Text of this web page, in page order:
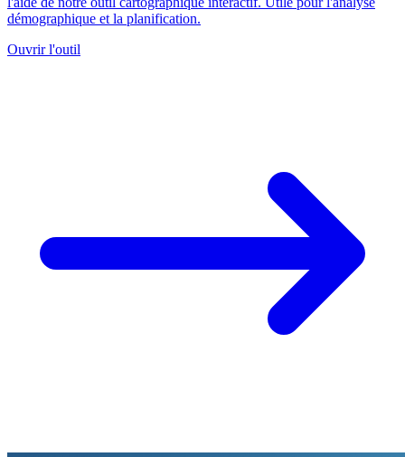
démographique et la planification.
Ouvrir l'outil